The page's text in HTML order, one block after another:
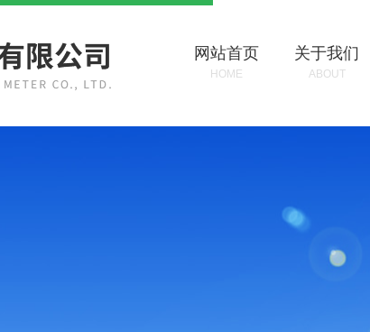
网站首页
HOME
关于我们
ABOUT